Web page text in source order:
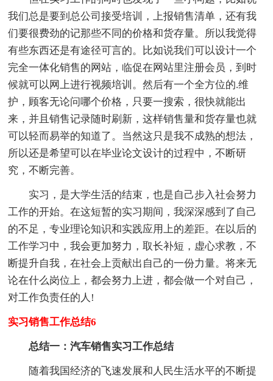
我们总是要到总公司接受培训，上报销售清单，还有我
们要很费劲的记那些不同的价格和货存量。所以我觉得
有些东西还是有途径可言的。比如说我们可以设计一个
完全一体化销售的网站，临促在网站里注册会员，到时
候就可以网上进行视频培训。然后有一个全方位的.维
护，顾客无论问哪个价格，只要一搜索，很快就能出
来，并且销售记录随时刷新，这样销售量和货存量也就
可以轻而易举的知道了。当然这只是我不成熟的想法，
所以还是希望可以在毕业论文设计的过程中，不断研
究，不断完善。
实习，是大学生活的结束，也是自己步入社会努力
工作的开始。在这短暂的实习期间，我深深感到了自己
的不足，专业理论知识和实践应用上的差距。在以后的
工作学习中，我会更加努力，取长补短，虚心求教，不
断提升自我，在社会上贡献出自己的一份力量。将来无
论在什么岗位上，都会努力上进，都会做一个对自己，
对工作负责任的人!
实习销售工作总结6
总结一：汽车销售实习工作总结
随着我国经济的飞速发展和人民生活水平的不断提